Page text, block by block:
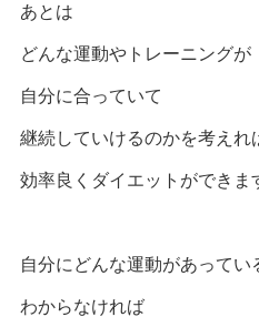
あとは
どんな運動やトレーニングが
自分に合っていて
継続していけるのかを考えれ
効率良くダイエットができま
自分にどんな運動があってい
わからなければ